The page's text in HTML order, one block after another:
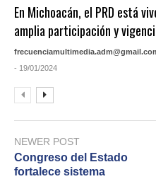
En Michoacán, el PRD está
amplia participación y
- 19/01/2024
NEWER POST
Congreso del Estado
fortalece sistema